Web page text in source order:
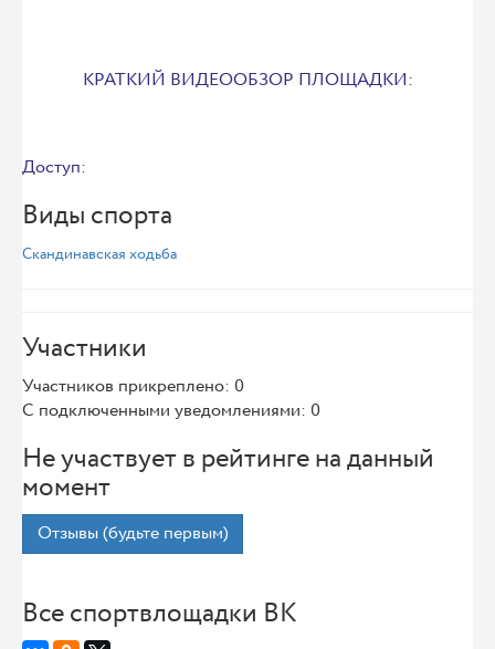
КРАТКИЙ ВИДЕООБЗОР ПЛОЩАДКИ:
Доступ:
Виды спорта
Скандинавская ходьба
Участники
Участников прикреплено: 0
С подключенными уведомлениями: 0
Не участвует в рейтинге на данный
момент
Отзывы (будьте первым)
Все спортвлощадки ВК